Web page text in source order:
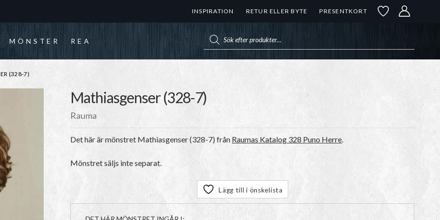
INSPIRATION RETUR ELLER BYTE PRESENTKORT
MÖNSTER REA
(328-7)
Mathiasgenser (328-7)
Rauma
Det här är mönstret Mathiasgenser (328-7)från Raumas Katalog 328 Puno Herre.
Mönstret säljs inte separat.
Lägg till i önskelista